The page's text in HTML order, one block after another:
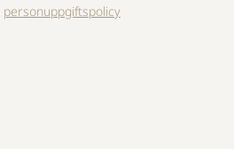
personuppgiftspolicy